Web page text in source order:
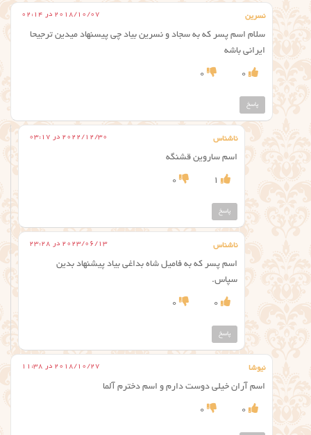
نسرین 2018/10/07 در 02:14
سلام اسم پسر که به سجاد و نسرین بیاد چی پیسنهاد میدین ترجیحا
ایرانی باشه
0
0
پاسخ
ناشناس 2022/12/30 در 03:17
اسم ساروین قشنگه
1
0
پاسخ
ناشناس 2023/06/13 در 23:28
اسم پسر که به فامیل شاه بداغی بیاد پیشنهاد بدین
سپاس.
0
0
پاسخ
نیوشا 2018/10/27 در 11:38
اسم آران خیلی دوست دارم و اسم دخترم آلما
0
0